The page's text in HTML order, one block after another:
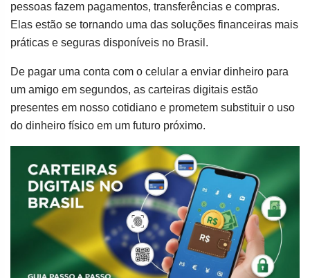
pessoas fazem pagamentos, transferências e compras.
Elas estão se tornando uma das soluções financeiras mais
práticas e seguras disponíveis no Brasil.
De pagar uma conta com o celular a enviar dinheiro para
um amigo em segundos, as carteiras digitais estão
presentes em nosso cotidiano e prometem substituir o uso
do dinheiro físico em um futuro próximo.